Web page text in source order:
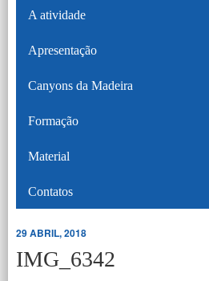
A atividade
Apresentação
Canyons da Madeira
Formação
Material
Contatos
29 ABRIL, 2018
IMG_6342